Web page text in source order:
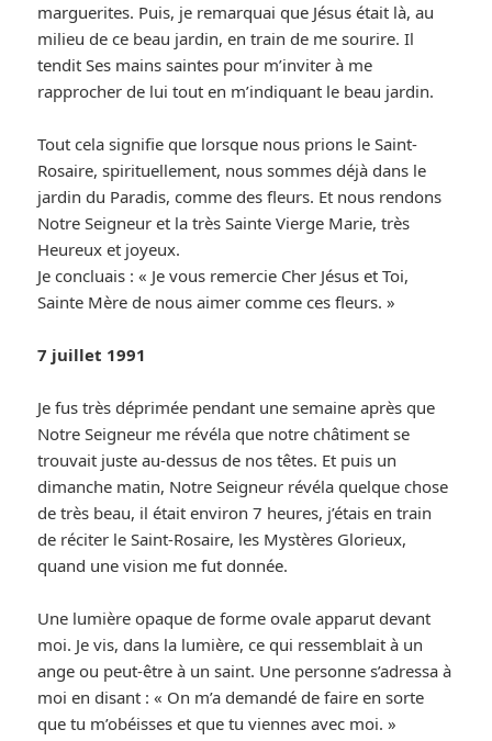
marguerites. Puis, je remarquai que Jésus était là, au
milieu de ce beau jardin, en train de me sourire. Il
tendit Ses mains saintes pour m’inviter à me
rapprocher de lui tout en m’indiquant le beau jardin.
Tout cela signifie que lorsque nous prions le Saint-
Rosaire, spirituellement, nous sommes déjà dans le
jardin du Paradis, comme des fleurs. Et nous rendons
Notre Seigneur et la très Sainte Vierge Marie, très
Heureux et joyeux.
Je concluais : « Je vous remercie Cher Jésus et Toi,
Sainte Mère de nous aimer comme ces fleurs. »
7 juillet 1991
Je fus très déprimée pendant une semaine après que
Notre Seigneur me révéla que notre châtiment se
trouvait juste au-dessus de nos têtes. Et puis un
dimanche matin, Notre Seigneur révéla quelque chose
de très beau, il était environ 7 heures, j’étais en train
de réciter le Saint-Rosaire, les Mystères Glorieux,
quand une vision me fut donnée.
Une lumière opaque de forme ovale apparut devant
moi. Je vis, dans la lumière, ce qui ressemblait à un
ange ou peut-être à un saint. Une personne s’adressa à
moi en disant : « On m’a demandé de faire en sorte
que tu m’obéisses et que tu viennes avec moi. »